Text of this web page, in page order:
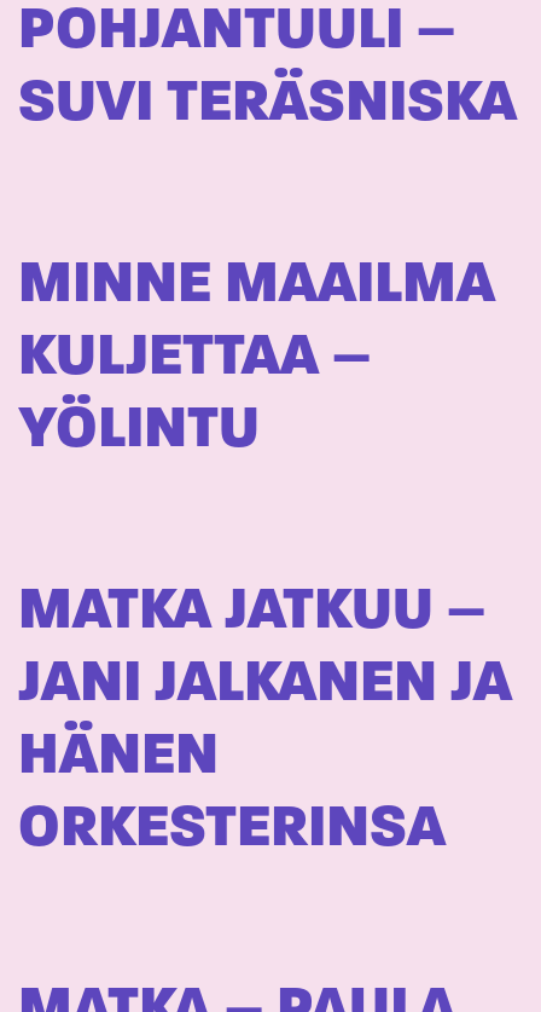
POHJANTUULI –
SUVI TERÄSNISKA
MINNE MAAILMA
KULJETTAA –
YÖLINTU
MATKA JATKUU –
JANI JALKANEN JA
HÄNEN
ORKESTERINSA